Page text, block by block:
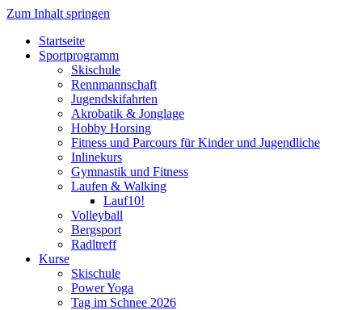
Zum Inhalt springen
Startseite
Sportprogramm
Skischule
Rennmannschaft
Jugendskifahrten
Akrobatik & Jonglage
Hobby Horsing
Fitness und Parcours für Kinder und Jugendliche
Inlinekurs
Gymnastik und Fitness
Laufen & Walking
Lauf10!
Volleyball
Bergsport
Radltreff
Kurse
Skischule
Power Yoga
Tag im Schnee 2026